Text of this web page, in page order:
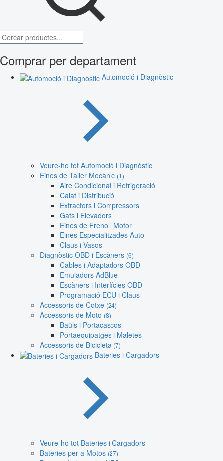
Comprar per departament
Automoció i Diagnòstic
Veure-ho tot Automoció i Diagnòstic
Eines de Taller Mecànic (1)
Aire Condicionat i Refrigeració
Calat i Distribució
Extractors i Compressors
Gats i Elevadors
Eines de Freno i Motor
Eines Especialitzades Auto
Claus i Vasos
Diagnòstic OBD i Escàners (6)
Cables i Adaptadors OBD
Emuladors AdBlue
Escàners i Interfícies OBD
Programació ECU i Claus
Accessoris de Cotxe (24)
Accessoris de Moto (8)
Baüls i Portacascos
Portaequipatges i Maletes
Accessoris de Bicicleta (7)
Bateries i Cargadors
Veure-ho tot Bateries i Cargadors
Bateries per a Motos (27)